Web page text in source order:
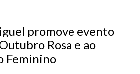
promove evento
Rosa e ao
Feminino